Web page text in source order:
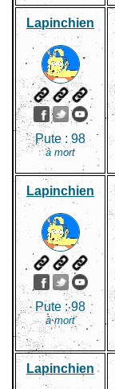
Lapinchien
Pute : 98
à mort
Lapinchien
Pute :98
à mort
Lapinchien